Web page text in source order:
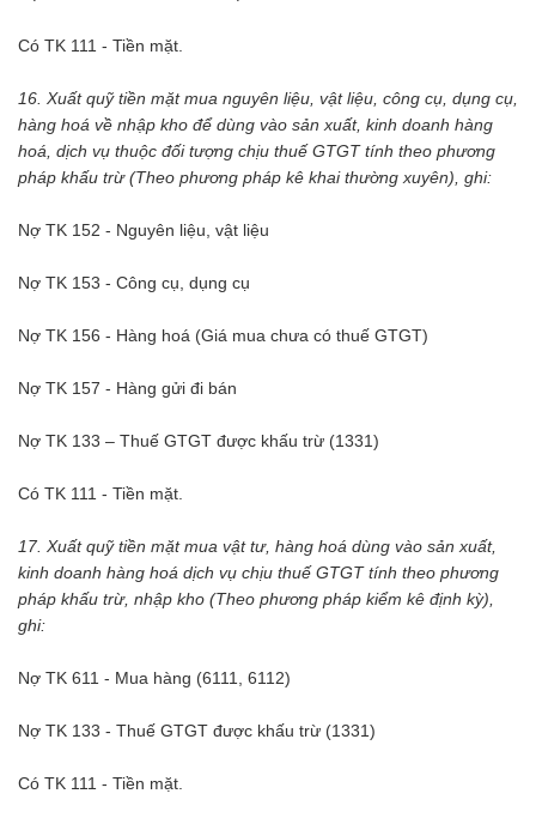
Có TK 111 - Tiền mặt.
16. Xuất quỹ tiền mặt mua nguyên liệu, vật liệu, công cụ, dụng cụ,
hàng hoá về nhập kho để dùng vào sản xuất, kinh doanh hàng
hoá, dịch vụ thuộc đối tượng chịu thuế GTGT tính theo phương
pháp khấu trừ (Theo phương pháp kê khai thường xuyên), ghi:
Nợ TK 152 - Nguyên liệu, vật liệu
Nợ TK 153 - Công cụ, dụng cụ
Nợ TK 156 - Hàng hoá (Giá mua chưa có thuế GTGT)
Nợ TK 157 - Hàng gửi đi bán
Nợ TK 133 – Thuế GTGT được khấu trừ (1331)
Có TK 111 - Tiền mặt.
17. Xuất quỹ tiền mặt mua vật tư, hàng hoá dùng vào sản xuất,
kinh doanh hàng hoá dịch vụ chịu thuế GTGT tính theo phương
pháp khấu trừ, nhập kho (Theo phương pháp kiểm kê định kỳ),
ghi:
Nợ TK 611 - Mua hàng (6111, 6112)
Nợ TK 133 - Thuế GTGT được khấu trừ (1331)
Có TK 111 - Tiền mặt.